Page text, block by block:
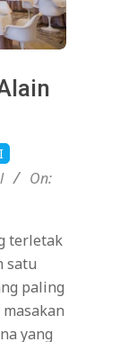
On:
terletak
satu
paling
yang